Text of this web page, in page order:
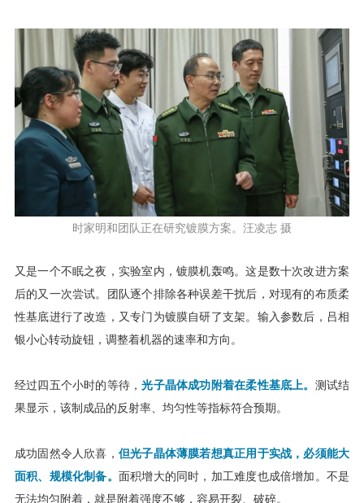
时家明和团队正在研究镀膜方案。汪凌志 摄
又是一个不眠之夜，实验室内，镀膜机轰鸣。这是数十次改进方案
后的又一次尝试。团队逐个排除各种误差干扰后，对现有的布质柔
性基底进行了改造，又专门为镀膜自研了支架。输入参数后，吕相
银小心转动旋钮，调整着机器的速率和方向。
经过四五个小时的等待，光子晶体成功附着在柔性基底上。 测试结
果显示，该制成品的反射率、均匀性等指标符合预期。
成功固然令人欣喜， 但光子晶体薄膜若想真正用于实战，必须能大
面积、规模化制备。 面积增大的同时，加工难度也成倍增加。不是
无法均匀附着，就是附着强度不够，容易开裂、破碎。